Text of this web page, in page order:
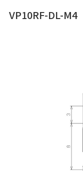
VP10RF-DL-M4